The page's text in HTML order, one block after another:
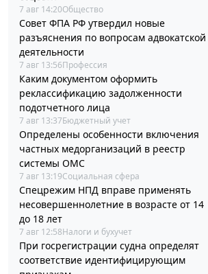
7 авг 14:20Общество
Совет ФПА РФ утвердил новые
разъяснения по вопросам адвокатской
деятельности
7 авг 13:56Профессия
Каким документом оформить
реклассификацию задолженности
подотчетного лица
7 авг 13:37Бюджетный учет
Определены особенности включения
частных медорганизаций в реестр
системы ОМС
7 авг 13:19Социальная сфера
Спецрежим НПД вправе применять
несовершеннолетние в возрасте от 14
до 18 лет
7 авг 12:58Налоги и бухучет
При госрегистрации судна определят
соответствие идентифицирующим